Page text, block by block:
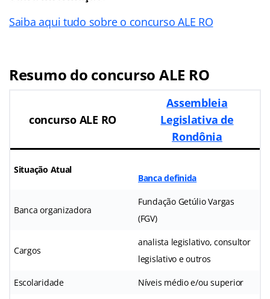
Saiba aqui tudo sobre o concurso ALE RO
Resumo do concurso ALE RO
concurso ALE RO
Assembleia
Legislativa de
Rondônia
Situação Atual
Banca definida
Banca organizadora
Fundação Getúlio Vargas
(FGV)
Cargos
analista legislativo, consultor
legislativo e outros
Escolaridade Níveis médio e/ou superior